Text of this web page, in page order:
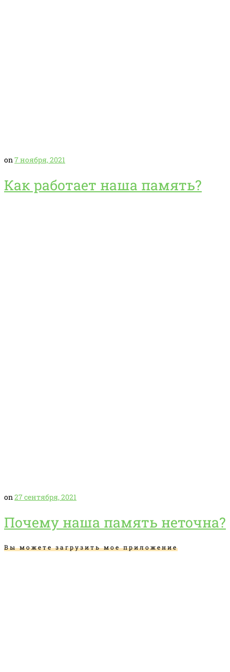
on7 ноября, 2021
Как работает наша память?
on 27 сентября, 2021
Почему наша память неточна?
Вы можете загрузить мое приложение